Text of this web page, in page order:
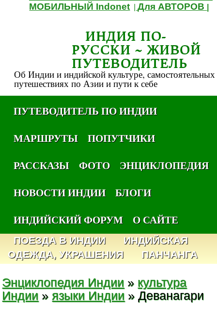
МОБИЛЬНЫЙ Indonet |Для АВТОРОВ
ИНДИЯ ПО-
РУССКИ ~ ЖИВОЙ
ПУТЕВОДИТЕЛЬ
Об Индии и индийской культуре, самостоятельных
путешествиях по Азии и пути к себе
ПУТЕВОДИТЕЛЬ ПО ИНДИИ
МАРШРУТЫ
ПОПУТЧИКИ
РАССКАЗЫ
ФОТО
ЭНЦИКЛОПЕДИЯ
НОВОСТИ ИНДИИ
БЛОГИ
ИНДИЙСКИЙ ФОРУМ
О САЙТЕ
ПОЕЗДА В ИНДИИ
ИНДИЙСКАЯ
ОДЕЖДА, УКРАШЕНИЯ
ПАНЧАНГА
Энциклопедия Индии » культура
Индии » языки Индии » Деванагари